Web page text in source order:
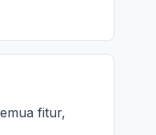
fitur,